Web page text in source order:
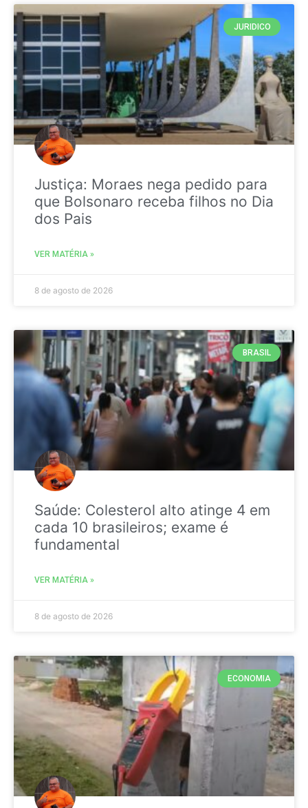
JURIDICO
Justiça: Moraes nega pedido para
que Bolsonaro receba filhos no Dia
dos Pais
VER MATÉRIA »
8 de agosto de 2026
BRASIL
Saúde: Colesterol alto atinge 4 em
cada 10 brasileiros; exame é
fundamental
VER MATÉRIA »
8 de agosto de 2026
ECONOMIA